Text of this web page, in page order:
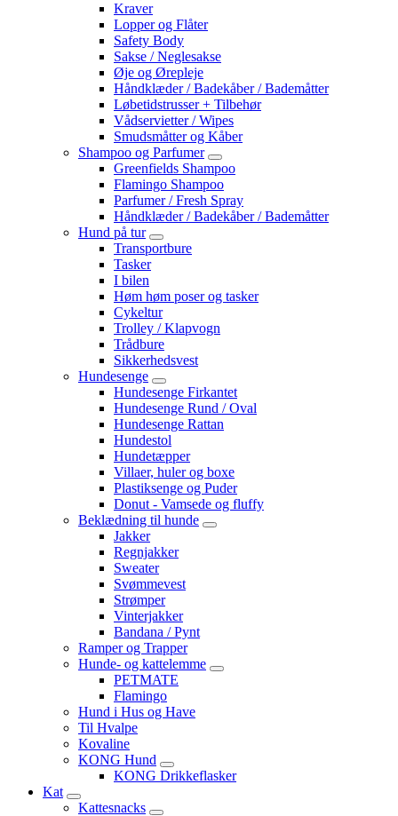
Kraver
Lopper og Flåter
Safety Body
Sakse / Neglesakse
Øje og Ørepleje
Håndklæder / Badekåber / Bademåtter
Løbetidstrusser + Tilbehør
Vådservietter / Wipes
Smudsmåtter og Kåber
Shampoo og Parfumer
Greenfields Shampoo
Flamingo Shampoo
Parfumer / Fresh Spray
Håndklæder / Badekåber / Bademåtter
Hund på tur
Transportbure
Tasker
I bilen
Høm høm poser og tasker
Cykeltur
Trolley / Klapvogn
Trådbure
Sikkerhedsvest
Hundesenge
Hundesenge Firkantet
Hundesenge Rund / Oval
Hundesenge Rattan
Hundestol
Hundetæpper
Villaer, huler og boxe
Plastiksenge og Puder
Donut - Vamsede og fluffy
Beklædning til hunde
Jakker
Regnjakker
Sweater
Svømmevest
Strømper
Vinterjakker
Bandana / Pynt
Ramper og Trapper
Hunde- og kattelemme
PETMATE
Flamingo
Hund i Hus og Have
Til Hvalpe
Kovaline
KONG Hund
KONG Drikkeflasker
Kat
Kattesnacks